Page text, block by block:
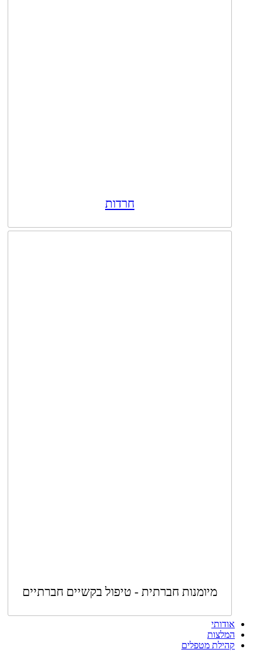
חרדות
מיומנות חברתית - טיפול בקשיים חברתיים
אודותי
המלצות
קהילת מטפלים